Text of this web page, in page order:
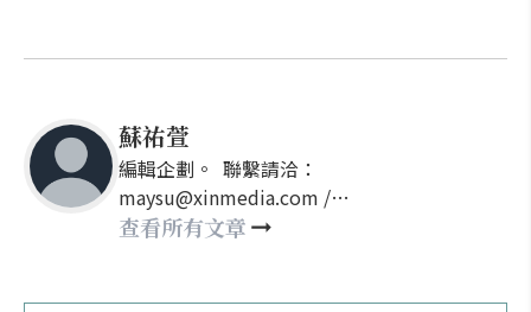
蘇祐萱
編輯企劃。 聯繫請洽：
maysu@xinmedia.com /
may860527@gmail.com
查看所有文章